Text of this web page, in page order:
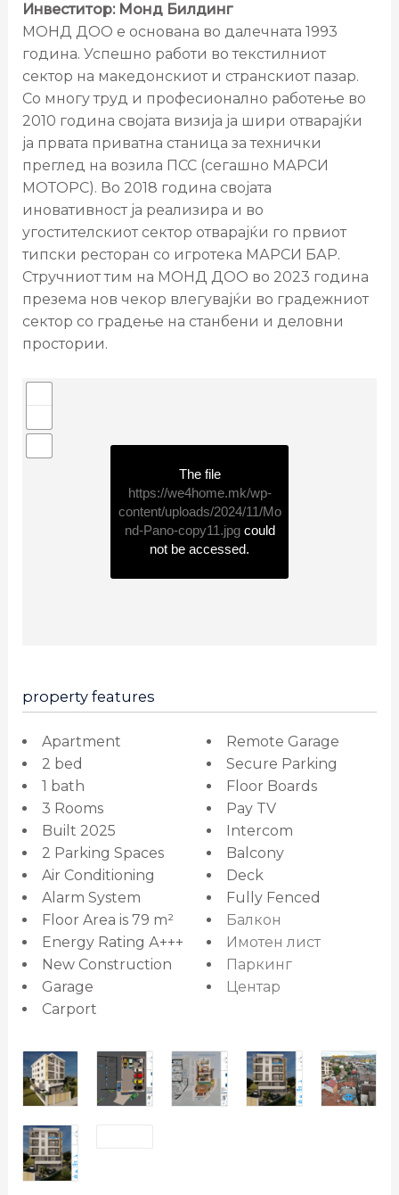
Инвеститор: Монд Билдинг
МОНД ДОО е основана во далечната 1993
година. Успешно работи во текстилниот
сектор на македонскиот и странскиот пазар.
Со многу труд и професионално работење во
2010 година својата визија ја шири отварајќи
ја првата приватна станица за технички
преглед на возила ПСС (сегашно МАРСИ
МОТОРС). Во 2018 година својата
иновативност ја реализира и во
угостителскиот сектор отварајќи го првиот
типски ресторан со игротека МАРСИ БАР.
Стручниот тим на МОНД ДОО во 2023 година
презема нов чекор влегувајќи во градежниот
сектор со градење на станбени и деловни
простории.
The file
https://we4home.mk/wp-
content/uploads/2024/11/Mo
nd-Pano-copy11.jpgcould
not be accessed.
property features
Apartment
2 bed
1 bath
3 Rooms
Built 2025
2 Parking Spaces
Air Conditioning
Alarm System
Floor Area is 79 m²
Energy Rating А+++
New Construction
Garage
Carport
Remote Garage
Secure Parking
Floor Boards
Pay TV
Intercom
Balcony
Deck
Fully Fenced
Балкон
Имотен лист
Паркинг
Центар